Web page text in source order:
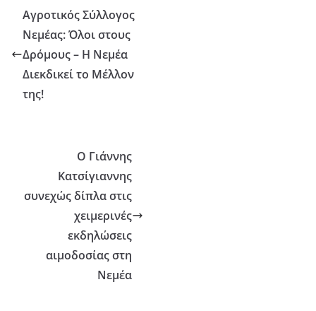
Αγροτικός Σύλλογος
Νεμέας: Όλοι στους
Δρόμους – Η Νεμέα
Διεκδικεί το Μέλλον
της!
Ο Γιάννης
Κατσίγιαννης
συνεχώς δίπλα στις
χειμερινές
εκδηλώσεις
αιμοδοσίας στη
Νεμέα